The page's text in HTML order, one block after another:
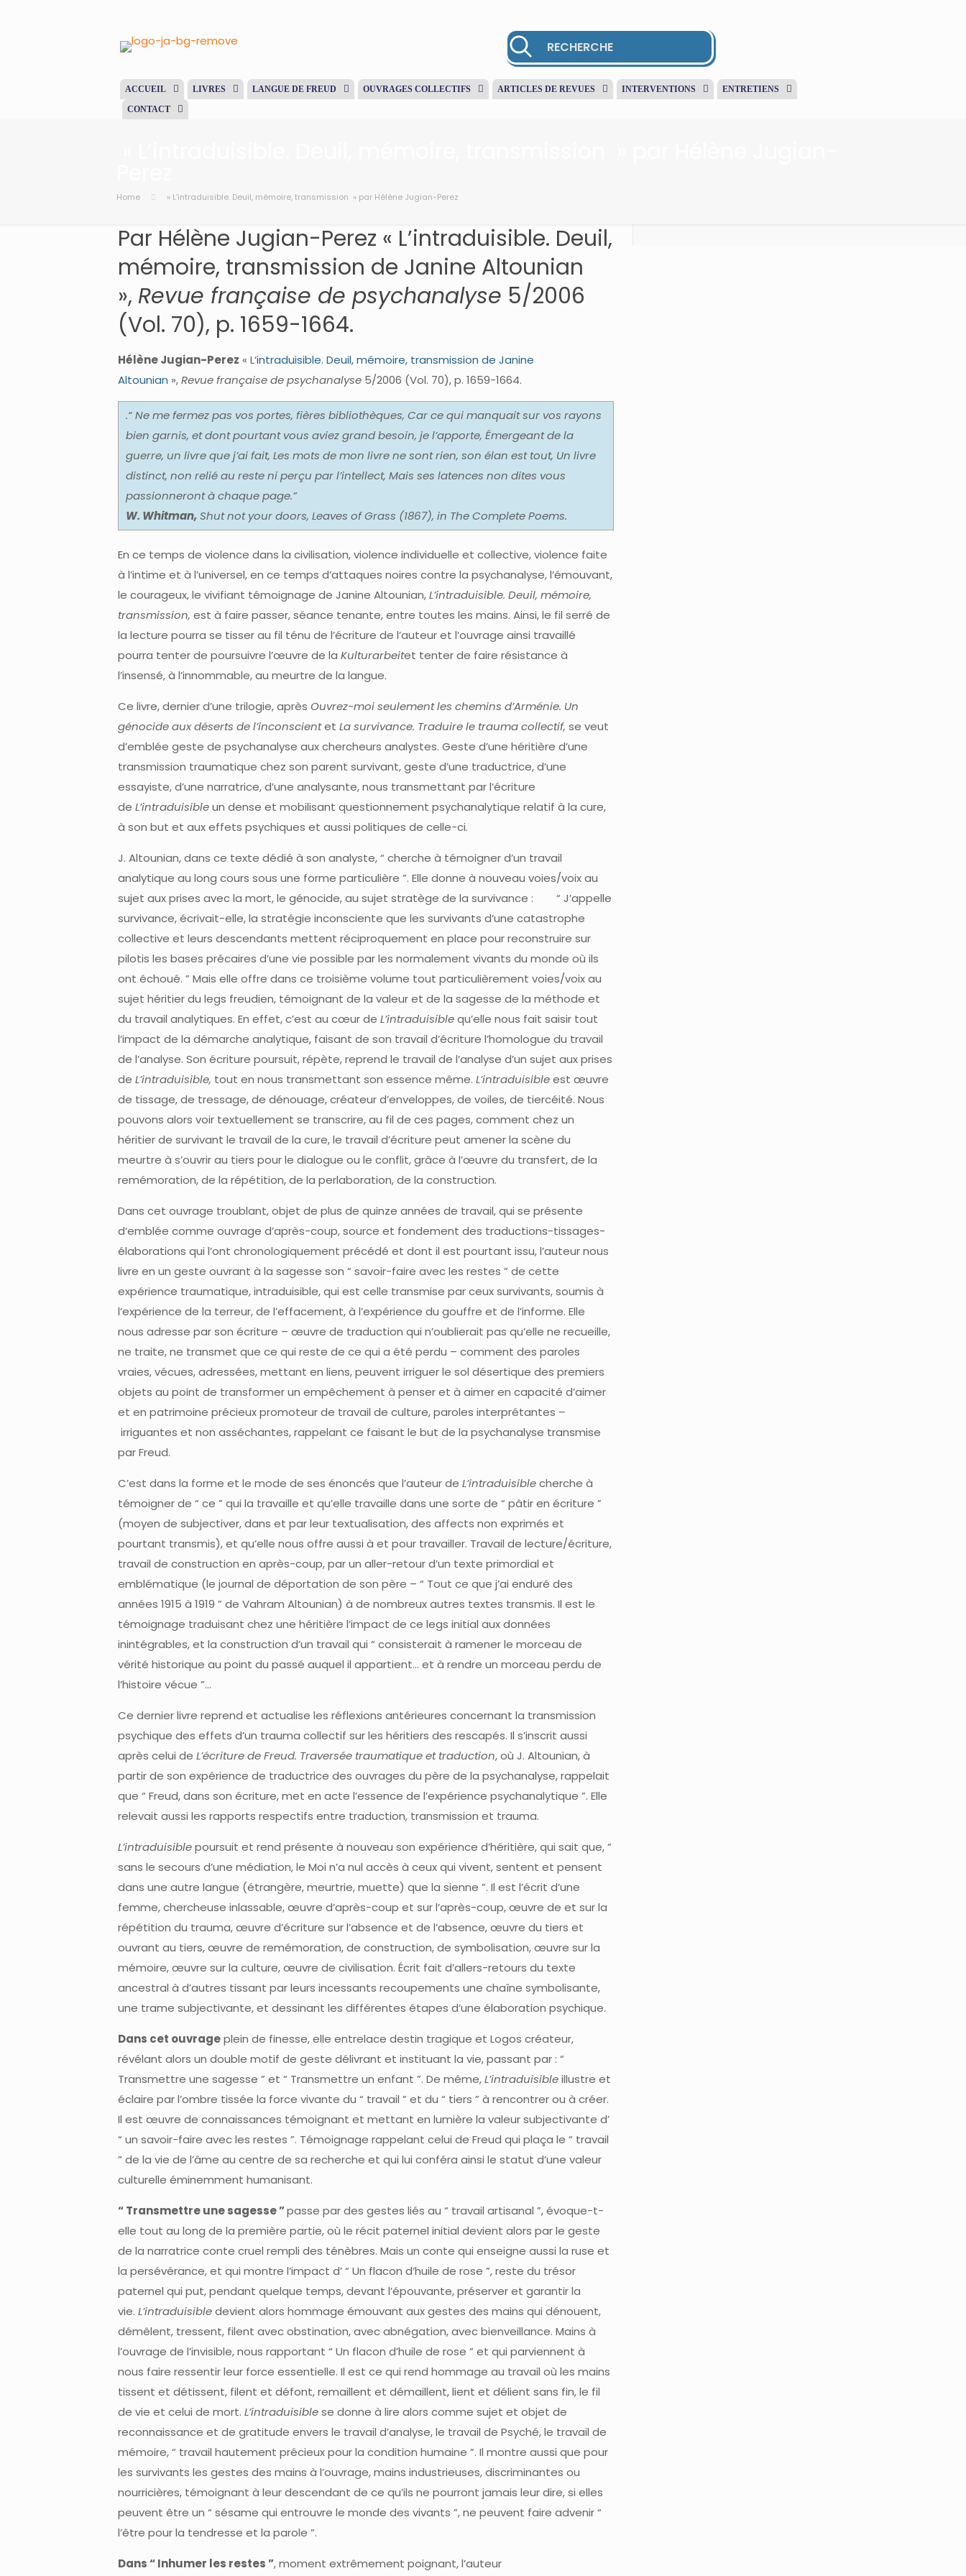
ACCUEIL LIVRES LANGUE DE FREUD OUVRAGES COLLECTIFS ARTICLES DE REVUES INTERVENTIONS
ENTRETIENS
CONTACT
Home » L’intraduisible. Deuil, mémoire, transmission » par Hélène Jugian-Perez
Par Hélène Jugian-Perez « L’intraduisible. Deuil,
mémoire, transmission de Janine Altounian
», Revue française de psychanalyse 5/2006
(Vol. 70), p. 1659-1664.
Hélène Jugian-Perez « L‘intraduisible. Deuil, mémoire, transmission de Janine
Altounian »,Revue française de psychanalyse 5/2006 (Vol. 70), p. 1659-1664.
.“ Ne me fermez pas vos portes, fières bibliothèques, Car ce qui manquait sur vos rayons
bien garnis, et dont pourtant vous aviez grand besoin, je l’apporte, Émergeant de la
guerre, un livre que j’ai fait, Les mots de mon livre ne sont rien, son élan est tout, Un livre
distinct, non relié au reste ni perçu par l’intellect, Mais ses latences non dites vous
passionneront à chaque page.”
W. Whitman,Shut not your doors, Leaves of Grass (1867), in The Complete Poems.
En ce temps de violence dans la civilisation, violence individuelle et collective, violence faite
à l’intime et à l’universel, en ce temps d’attaques noires contre la psychanalyse, l’émouvant,
le courageux, le vivifiant témoignage de Janine Altounian,L’intraduisible. Deuil, mémoire,
transmission, est à faire passer, séance tenante, entre toutes les mains. Ainsi, le fil serré de
la lecture pourra se tisser au fil ténu de l’écriture de l’auteur et l’ouvrage ainsi travaillé
pourra tenter de poursuivre l’œuvre de la Kulturarbeitet tenter de faire résistance à
l’insensé, à l’innommable, au meurtre de la langue.
Ce livre, dernier d’une trilogie, après Ouvrez-moi seulement les chemins d’Arménie. Un
génocide aux déserts de l’inconscientet La survivance. Traduire le trauma collectif, se veut
d’emblée geste de psychanalyse aux chercheurs analystes. Geste d’une héritière d’une
transmission traumatique chez son parent survivant, geste d’une traductrice, d’une
essayiste, d’une narratrice, d’une analysante, nous transmettant par l’écriture
de L’intraduisibleun dense et mobilisant questionnement psychanalytique relatif à la cure,
à son but et aux effets psychiques et aussi politiques de celle-ci.
J. Altounian, dans ce texte dédié à son analyste, “ cherche à témoigner d’un travail
analytique au long cours sous une forme particulière ”. Elle donne à nouveau voies/voix au
sujet aux prises avec la mort, le génocide, au sujet stratège de la survivance : “ J’appelle
survivance, écrivait-elle, la stratégie inconsciente que les survivants d’une catastrophe
collective et leurs descendants mettent réciproquement en place pour reconstruire sur
pilotis les bases précaires d’une vie possible par les normalement vivants du monde où ils
ont échoué. ” Mais elle offre dans ce troisième volume tout particulièrement voies/voix au
sujet héritier du legs freudien, témoignant de la valeur et de la sagesse de la méthode et
du travail analytiques. En effet, c’est au cœur de L’intraduisiblequ’elle nous fait saisir tout
l’impact de la démarche analytique, faisant de son travail d’écriture l’homologue du travail
de l’analyse. Son écriture poursuit, répète, reprend le travail de l’analyse d’un sujet aux prises
de L’intraduisible, tout en nous transmettant son essence même. L’intraduisibleest œuvre
de tissage, de tressage, de dénouage, créateur d’enveloppes, de voiles, de tiercéité. Nous
pouvons alors voir textuellement se transcrire, au fil de ces pages, comment chez un
héritier de survivant le travail de la cure, le travail d’écriture peut amener la scène du
meurtre à s’ouvrir au tiers pour le dialogue ou le conflit, grâce à l’œuvre du transfert, de la
remémoration, de la répétition, de la perlaboration, de la construction.
Dans cet ouvrage troublant, objet de plus de quinze années de travail, qui se présente
d’emblée comme ouvrage d’après-coup, source et fondement des traductions-tissages-
élaborations qui l’ont chronologiquement précédé et dont il est pourtant issu, l’auteur nous
livre en un geste ouvrant à la sagesse son “ savoir-faire avec les restes ” de cette
expérience traumatique, intraduisible, qui est celle transmise par ceux survivants, soumis à
l’expérience de la terreur, de l’effacement, à l’expérience du gouffre et de l’informe. Elle
nous adresse par son écriture – œuvre de traduction qui n’oublierait pas qu’elle ne recueille,
ne traite, ne transmet que ce qui reste de ce qui a été perdu – comment des paroles
vraies, vécues, adressées, mettant en liens, peuvent irriguer le sol désertique des premiers
objets au point de transformer un empêchement à penser et à aimer en capacité d’aimer
et en patrimoine précieux promoteur de travail de culture, paroles interprétantes –
irriguantes et non asséchantes, rappelant ce faisant le but de la psychanalyse transmise
par Freud.
C’est dans la forme et le mode de ses énoncés que l’auteur de L’intraduisiblecherche à
témoigner de “ ce ” qui la travaille et qu’elle travaille dans une sorte de “ pâtir en écriture ”
(moyen de subjectiver, dans et par leur textualisation, des affects non exprimés et
pourtant transmis), et qu’elle nous offre aussi à et pour travailler. Travail de lecture/écriture,
travail de construction en après-coup, par un aller-retour d’un texte primordial et
emblématique (le journal de déportation de son père – “ Tout ce que j’ai enduré des
années 1915 à 1919 ” de Vahram Altounian) à de nombreux autres textes transmis. Il est le
témoignage traduisant chez une héritière l’impact de ce legs initial aux données
inintégrables, et la construction d’un travail qui “ consisterait à ramener le morceau de
vérité historique au point du passé auquel il appartient… et à rendre un morceau perdu de
l’histoire vécue ”…
Ce dernier livre reprend et actualise les réflexions antérieures concernant la transmission
psychique des effets d’un trauma collectif sur les héritiers des rescapés. Il s’inscrit aussi
après celui de L’écriture de Freud. Traversée traumatique et traduction, où J. Altounian, à
partir de son expérience de traductrice des ouvrages du père de la psychanalyse, rappelait
que “ Freud, dans son écriture, met en acte l’essence de l’expérience psychanalytique ”. Elle
relevait aussi les rapports respectifs entre traduction, transmission et trauma.
L’intraduisiblepoursuit et rend présente à nouveau son expérience d’héritière, qui sait que, “
sans le secours d’une médiation, le Moi n’a nul accès à ceux qui vivent, sentent et pensent
dans une autre langue (étrangère, meurtrie, muette) que la sienne ”. Il est l’écrit d’une
femme, chercheuse inlassable, œuvre d’après-coup et sur l’après-coup, œuvre de et sur la
répétition du trauma, œuvre d’écriture sur l’absence et de l’absence, œuvre du tiers et
ouvrant au tiers, œuvre de remémoration, de construction, de symbolisation, œuvre sur la
mémoire, œuvre sur la culture, œuvre de civilisation. Écrit fait d’allers-retours du texte
ancestral à d’autres tissant par leurs incessants recoupements une chaîne symbolisante,
une trame subjectivante, et dessinant les différentes étapes d’une élaboration psychique.
Dans cet ouvrageplein de finesse, elle entrelace destin tragique et Logos créateur,
révélant alors un double motif de geste délivrant et instituant la vie, passant par : “
Transmettre une sagesse ” et “ Transmettre un enfant ”. De même,L’intraduisibleillustre et
éclaire par l’ombre tissée la force vivante du “ travail ” et du “ tiers ” à rencontrer ou à créer.
Il est œuvre de connaissances témoignant et mettant en lumière la valeur subjectivante d’
“ un savoir-faire avec les restes ”. Témoignage rappelant celui de Freud qui plaça le “ travail
” de la vie de l’âme au centre de sa recherche et qui lui conféra ainsi le statut d’une valeur
culturelle éminemment humanisant.
“ Transmettre une sagesse ”passe par des gestes liés au “ travail artisanal ”, évoque-t-
elle tout au long de la première partie, où le récit paternel initial devient alors par le geste
de la narratrice conte cruel rempli des ténèbres. Mais un conte qui enseigne aussi la ruse et
la persévérance, et qui montre l’impact d’ “ Un flacon d’huile de rose ”, reste du trésor
paternel qui put, pendant quelque temps, devant l’épouvante, préserver et garantir la
vie. L’intraduisibledevient alors hommage émouvant aux gestes des mains qui dénouent,
démêlent, tressent, filent avec obstination, avec abnégation, avec bienveillance. Mains à
l’ouvrage de l’invisible, nous rapportant “ Un flacon d’huile de rose ” et qui parviennent à
nous faire ressentir leur force essentielle. Il est ce qui rend hommage au travail où les mains
tissent et détissent, filent et défont, remaillent et démaillent, lient et délient sans fin, le fil
de vie et celui de mort. L’intraduisiblese donne à lire alors comme sujet et objet de
reconnaissance et de gratitude envers le travail d’analyse, le travail de Psyché, le travail de
mémoire, “ travail hautement précieux pour la condition humaine ”. Il montre aussi que pour
les survivants les gestes des mains à l’ouvrage, mains industrieuses, discriminantes ou
nourricières, témoignant à leur descendant de ce qu’ils ne pourront jamais leur dire, si elles
peuvent être un “ sésame qui entrouvre le monde des vivants ”, ne peuvent faire advenir “
l’être pour la tendresse et la parole ”.
Dans “ Inhumer les restes ”, moment extrêmement poignant, l’auteur